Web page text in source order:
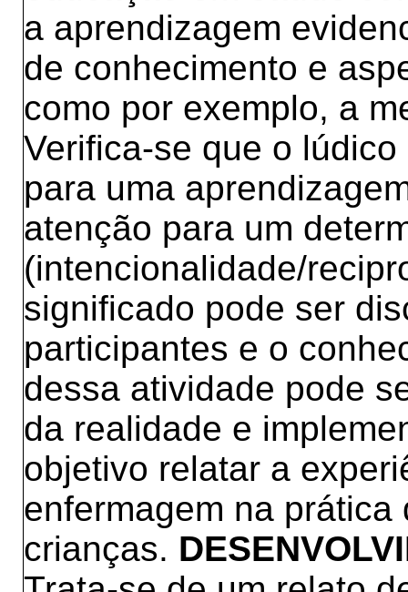
a aprendizagem
de conhecimento e
como por exemplo, a
Verifica-se que o
para uma
atenção para um
(intencionalidade/
significado pode ser
participantes e o
dessa atividade pode
da realidade e
objetivo relatar a
enfermagem na
crianças.